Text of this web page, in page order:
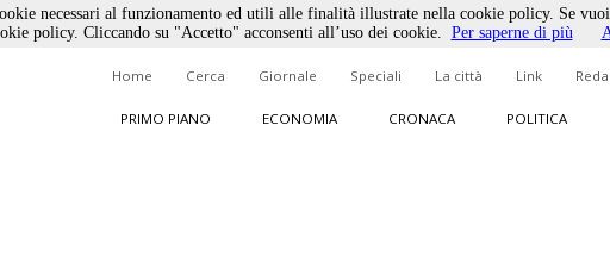
Home Cerca Giornale Speciali La città Link
PRIMO PIANO ECONOMIA CRONACA POLITICA
necessari al funzionamento ed utili alle finalità illustrate nella cookie policy. Se
policy. Cliccando su "Accetto" acconsenti all’uso dei cookie. Per saperne di più